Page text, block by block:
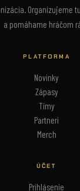
Organizujeme
a pomáhame hráčom
PLATFORMA
Novinky
Zápasy
Tímy
Partneri
Merch
ÚČET
Prihlásenie